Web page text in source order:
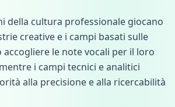
della cultura professionale giocano
creative e i campi basati sulle
le note vocali per il loro
i campi tecnici e analitici
alla precisione e alla ricercabilità